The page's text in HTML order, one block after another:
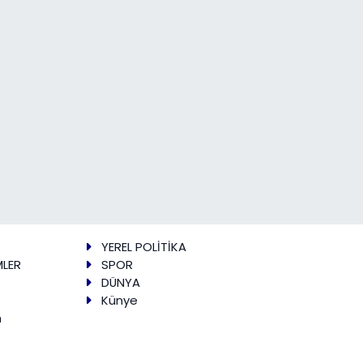
YEREL POLİTİKA
SPOR
DÜNYA
Künye